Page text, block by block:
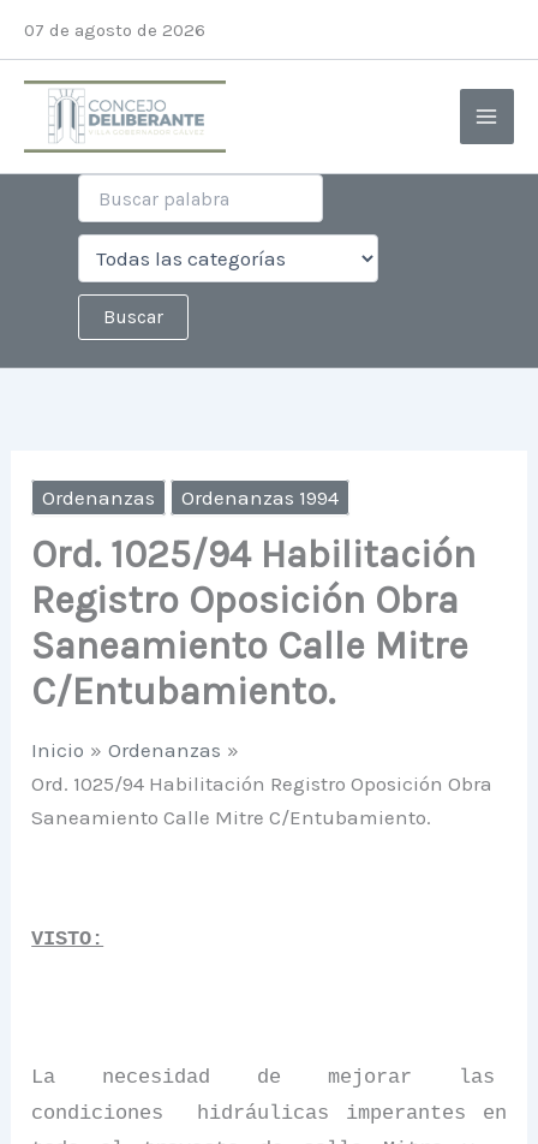
contenido
07 de agosto de 2026
Ordenanzas Ordenanzas 1994
Ord. 1025/94 Habilitación
Registro Oposición Obra
Saneamiento Calle Mitre
C/Entubamiento.
Inicio
Ordenanzas
Ord. 1025/94 Habilitación Registro Oposición Obra
Saneamiento Calle Mitre C/Entubamiento.
VISTO:
La necesidad de mejorar
las
condiciones
hidráulicas imperantes en